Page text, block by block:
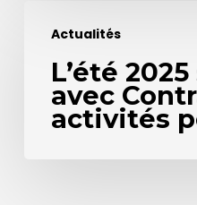
Actualités
2025
l’eau
avec
Contraste
L’été
avec
activités